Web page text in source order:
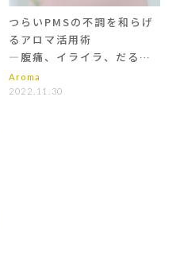
つらいPMSの不調を和らげ
るアロマ活用術
―腹痛、イライラ、だるさ
―
Aroma
2022.11.30